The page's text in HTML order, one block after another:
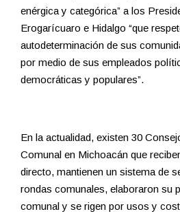
enérgica y categórica” a los
Erogarícuaro e Hidalgo “que
autodeterminación de sus
por medio de sus empleados
democráticas y populares”.
En la actualidad, existen 30
Comunal en Michoacán que
directo, mantienen un sistema de
rondas comunales, elaboraron su
comunal y se rigen por usos y